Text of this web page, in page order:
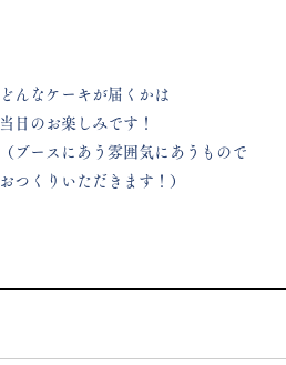
どんなケーキが届くかは
当日のお楽しみです！
​（ブースにあう雰囲気にあうもので
おつくりいただきます！）